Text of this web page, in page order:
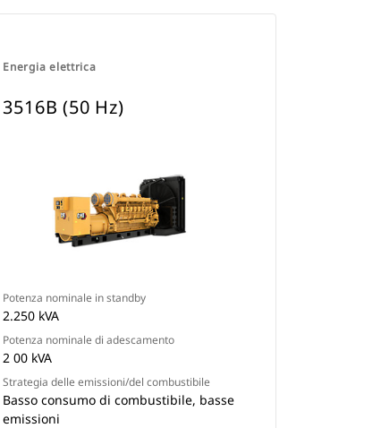
Energia elettrica
3516B (50 Hz)
Potenza nominale in standby
2.250 kVA
Potenza nominale di adescamento
2 00 kVA
Strategia delle emissioni/del combustibile
Basso consumo di combustibile, basse
emissioni